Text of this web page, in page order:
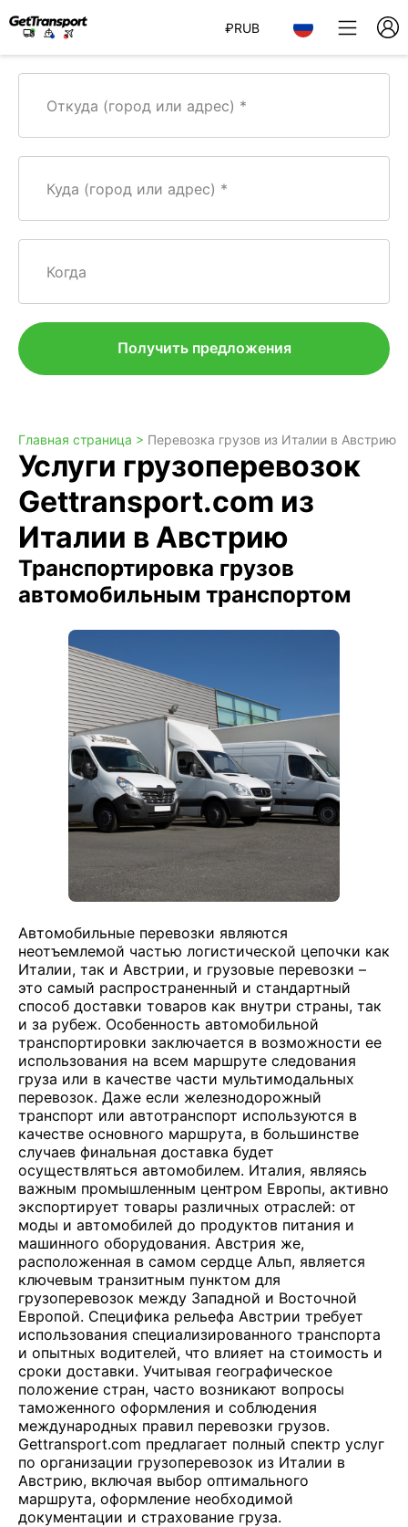
₽RUB
Откуда (город или адрес)
Куда (город или адрес)
Когда
Получить предложения
Главная страница > Перевозка грузов из Италии в Австрию
Услуги грузоперевозок
Gettransport.com из
Италии в Австрию
Транспортировка грузов
автомобильным транспортом
Автомобильные перевозки являются
неотъемлемой частью логистической цепочки как
Италии, так и Австрии, и грузовые перевозки –
это самый распространенный и стандартный
способ доставки товаров как внутри страны, так
и за рубеж. Особенность автомобильной
транспортировки заключается в возможности ее
использования на всем маршруте следования
груза или в качестве части мультимодальных
перевозок. Даже если железнодорожный
транспорт или автотранспорт используются в
качестве основного маршрута, в большинстве
случаев финальная доставка будет
осуществляться автомобилем. Италия, являясь
важным промышленным центром Европы, активно
экспортирует товары различных отраслей: от
моды и автомобилей до продуктов питания и
машинного оборудования. Австрия же,
расположенная в самом сердце Альп, является
ключевым транзитным пунктом для
грузоперевозок между Западной и Восточной
Европой. Специфика рельефа Австрии требует
использования специализированного транспорта
и опытных водителей, что влияет на стоимость и
сроки доставки. Учитывая географическое
положение стран, часто возникают вопросы
таможенного оформления и соблюдения
международных правил перевозки грузов.
Gettransport.com предлагает полный спектр услуг
по организации грузоперевозок из Италии в
Австрию, включая выбор оптимального
маршрута, оформление необходимой
документации и страхование груза.